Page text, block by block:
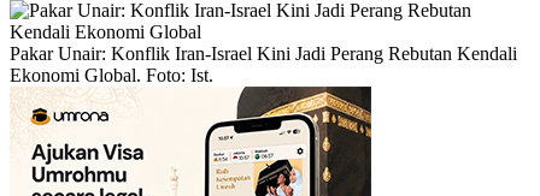
Pakar Unair: Konflik Iran-Israel Kini Jadi Perang Rebutan Kendali
Ekonomi Global. Foto: Ist.